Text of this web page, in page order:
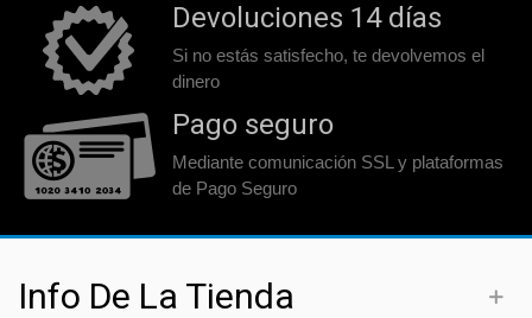
Devoluciones 14 días
Si no estás satisfecho, te devolvemos el
dinero
Pago seguro
Mediante comunicación SSL y plataformas
de Pago Seguro
Info De La Tienda